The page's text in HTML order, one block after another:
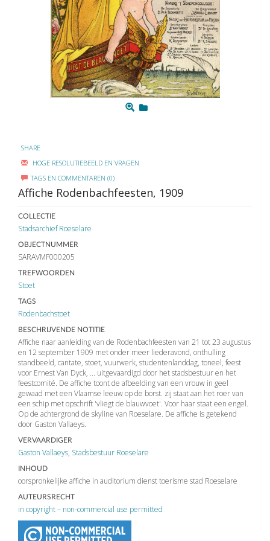
SHARE
HOGE RESOLUTIEBEELD EN VRAGEN
TAGS EN COMMENTAREN (0)
Affiche Rodenbachfeesten, 1909
COLLECTIE
Stadsarchief Roeselare
OBJECTNUMMER
SARAVMF000205
TREFWOORDEN
Stoet
TAGS
Rodenbachstoet
BESCHRIJVENDE NOTITIE
Affiche naar aanleiding van de Rodenbachfeesten van 21 tot 23 augustus
en 12 september 1909 met onder meer liederavond, onthulling
standbeeld, cantate, stoet, vuurwerk, studentenlanddag, toneel, feest
voor Ernest Van Dyck, ... uitgevaardigd door het stadsbestuur en het
feestcomité. De affiche toont de afbeelding van een vrouw in geel
gewaad met een Vlaamse leeuw op de borst. zij staat aan het roer van
een schip met opschrift 'vliegt de blauwvoet'. Voor haar staat een engel.
Op de achtergrond de skyline van Roeselare. De affiche is getekend
door Gaston Vallaeys.
VERVAARDIGER
Gaston Vallaeys, Stadsbestuur Roeselare
INHOUD
oorspronkelijke affiche in auditorium dienst toerisme stad Roeselare
AUTEURSRECHT
in copyright – non-commercial use permitted